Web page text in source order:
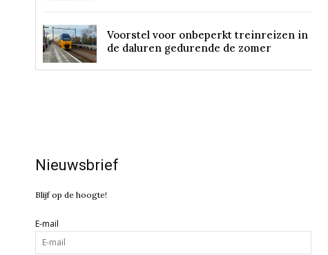
Voorstel voor onbeperkt treinreizen in
de daluren gedurende de zomer
Nieuwsbrief
Blijf op de hoogte!
E-mail